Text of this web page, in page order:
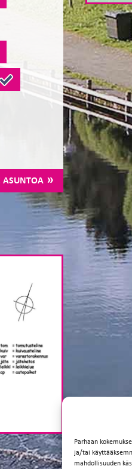
Parhaan
ja/tai
mahdollisuuden
ASUNTOA